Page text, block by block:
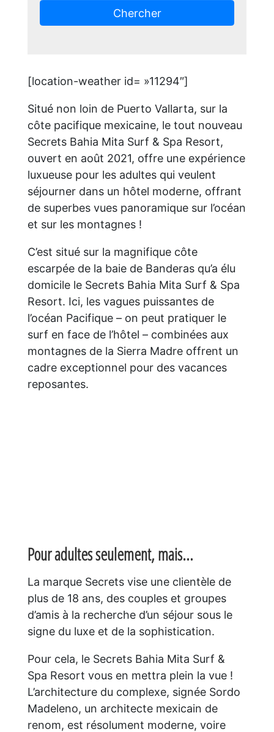
Chercher
[location-weather id= »11294″]
Situé non loin de Puerto Vallarta, sur la
côte pacifique mexicaine, le tout nouveau
Secrets Bahia Mita Surf & Spa Resort,
ouvert en août 2021, offre une expérience
luxueuse pour les adultes qui veulent
séjourner dans un hôtel moderne, offrant
de superbes vues panoramique sur l’océan
et sur les montagnes !
C’est situé sur la magnifique côte
escarpée de la baie de Banderas qu’a élu
domicile le Secrets Bahia Mita Surf & Spa
Resort. Ici, les vagues puissantes de
l’océan Pacifique – on peut pratiquer le
surf en face de l’hôtel – combinées aux
montagnes de la Sierra Madre offrent un
cadre exceptionnel pour des vacances
reposantes.
Pour adultes seulement, mais…
La marque Secrets vise une clientèle de
plus de 18 ans, des couples et groupes
d’amis à la recherche d’un séjour sous le
signe du luxe et de la sophistication.
Pour cela, le Secrets Bahia Mita Surf &
Spa Resort vous en mettra plein la vue !
L’architecture du complexe, signée Sordo
Madeleno, un architecte mexicain de
renom, est résolument moderne, voire